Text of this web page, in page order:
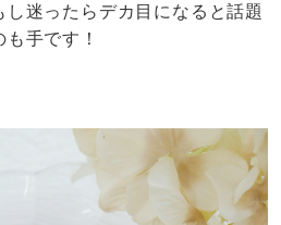
迷ったらデカ目になると話題
手です！